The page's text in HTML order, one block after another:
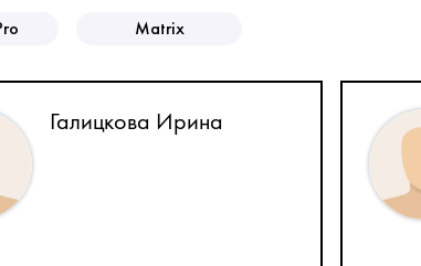
Matrix
Галицкова Ирина